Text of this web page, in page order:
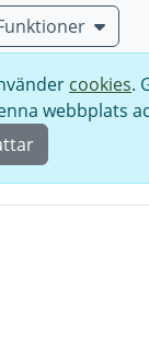
cookies.
webbplats